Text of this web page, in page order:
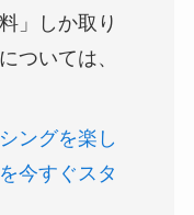
」しか取り
ついては、
ングを楽し
今すぐスタ